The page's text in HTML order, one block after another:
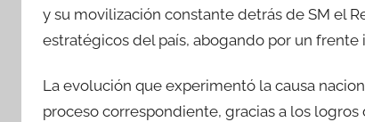
y su movilización constante detrás de SM el
estratégicos del país, abogando por un
La evolución que experimentó la causa
proceso correspondiente, gracias a los